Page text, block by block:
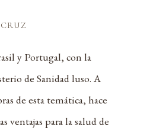
y Portugal, con la
de Sanidad luso. A
de esta temática, hace
ventajas para la salud de